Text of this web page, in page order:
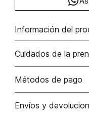
Información del
Algodón 100%
Cuidados de la
Lavar a mano por
Métodos de pago
Tarjetas de crédito:
Envíos y